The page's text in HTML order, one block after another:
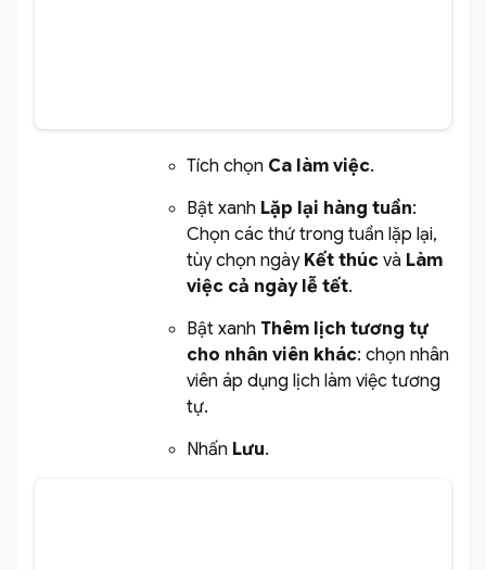
Tích chọn Ca làm việc.
Bật xanh Lặp lại hàng tuần:
Chọn các thứ trong tuần lặp lại,
tùy chọn ngày Kết thúc và Làm
việc cả ngày lễ tết.
Bật xanh Thêm lịch tương tự
cho nhân viên khác: chọn nhân
viên áp dụng lịch làm việc tương
tự.
Nhấn Lưu.